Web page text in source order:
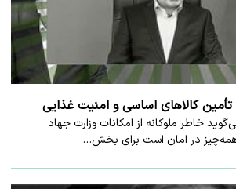
کالاهای اساسی و امنیت غذایی
خاطر ملوکانه از امکانات وزارت جهاد
همه‌چیز در امان است برای بخش…